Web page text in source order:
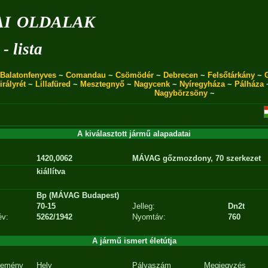
oldalak
- lista
Balatonfenyves ~ Comandau ~ Csömödér ~ Debrecen ~ Felsőtárkány ~
~ Lillafüred ~ Mesztegnyő~ Nagycenk~ Nyíregyháza~ Pálháza
Nagybörzsöny ~
A kiválasztott jármű alapadatai
1420,0062
MÁVAG gőzmozdony, 70 szerkezet
kiállítva
Bp (MÁVAG Budapest)
70-15
Jelleg:
Dn2t
5262/1942 Nyomtáv: 760
A jármű ismert életútja
Hely Pályaszám Megjegyzés